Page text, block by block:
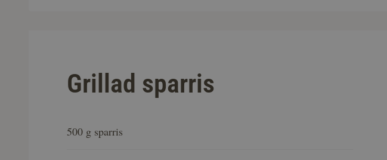
Grillad sparris
500 g sparris